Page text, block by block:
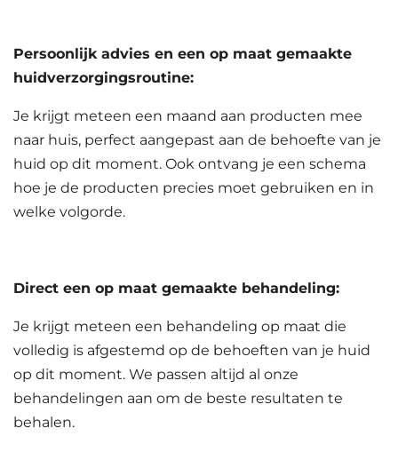
Persoonlijk advies en een op maat gemaakte
huidverzorgingsroutine:
Je krijgt meteen een maand aan producten mee
naar huis, perfect aangepast aan de behoefte van je
huid op dit moment. Ook ontvang je een schema
hoe je de producten precies moet gebruiken en in
welke volgorde.
Direct een op maat gemaakte behandeling:
Je krijgt meteen een behandeling op maat die
volledig is afgestemd op de behoeften van je huid
op dit moment. We passen altijd al onze
behandelingen aan om de beste resultaten te
behalen.